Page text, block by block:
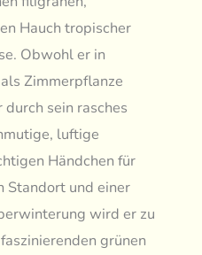
Hauch tropischer
Obwohl er in
Zimmerpflanze
sein rasches
luftige
Händchen für
Standort und einer
wird er zu
grünen